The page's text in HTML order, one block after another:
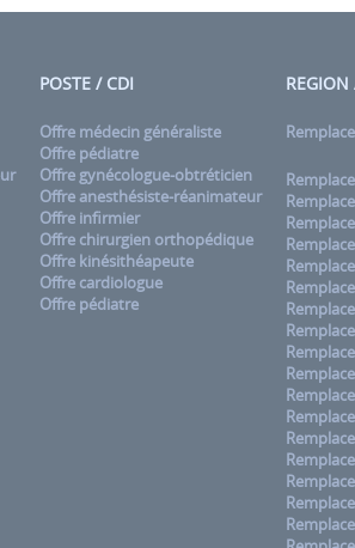
POSTE / CDI
Offre médecin généraliste
Offre pédiatre
Offre gynécologue-obtréticien
Offre anesthésiste-réanimateur
Offre infirmier
Offre chirurgien orthopédique
Offre kinésithéapeute
Offre cardiologue
Offre pédiatre
REGION